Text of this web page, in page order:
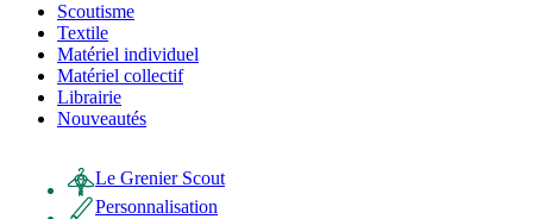
Scoutisme
Textile
Matériel individuel
Matériel collectif
Librairie
Nouveautés
Le Grenier Scout
Personnalisation